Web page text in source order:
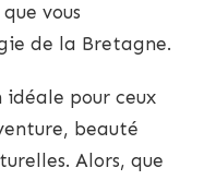
vous
de la Bretagne.
pour ceux
beauté
Alors, que